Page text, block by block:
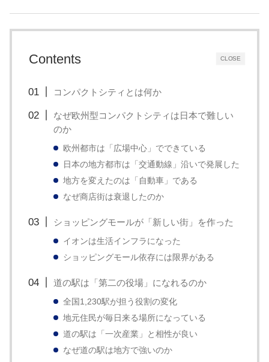
CLOSE
Contents
コンパクトシティとは何か
なぜ欧州型コンパクトシティは日本で難しい
のか
欧州都市は「広場中心」でできている
日本の地方都市は「交通動線」沿いで発展した
地方を変えたのは「自動車」である
なぜ商店街は衰退したのか
ショッピングモールが「新しい街」を作った
イオンは生活インフラになった
ショッピングモール依存には限界がある
道の駅は「第二の役場」になれるのか
全国1,230駅が担う役割の変化
地元住民が毎日来る場所になっている
道の駅は「一次産業」と相性が良い
なぜ道の駅は地方で強いのか